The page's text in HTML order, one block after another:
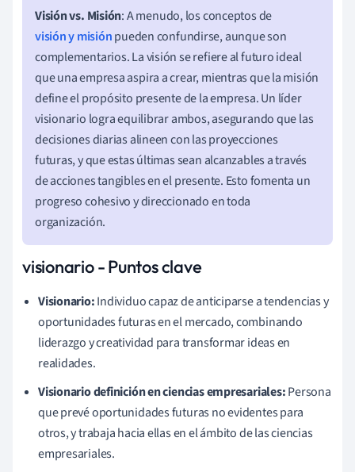
Visión vs. Misión: A menudo, los conceptos de
visión y misiónpueden confundirse, aunque son
complementarios. La visión se refiere al futuro ideal
que una empresa aspira a crear, mientras que la misión
define el propósito presente de la empresa. Un líder
visionario logra equilibrar ambos, asegurando que las
decisiones diarias alineen con las proyecciones
futuras, y que estas últimas sean alcanzables a través
de acciones tangibles en el presente. Esto fomenta un
progreso cohesivo y direccionado en toda
organización.
visionario - Puntos clave
Visionario:Individuo capaz de anticiparse a tendencias y
oportunidades futuras en el mercado, combinando
liderazgo y creatividad para transformar ideas en
realidades.
Visionario definición en ciencias empresariales:Persona
que prevé oportunidades futuras no evidentes para
otros, y trabaja hacia ellas en el ámbito de las ciencias
empresariales.